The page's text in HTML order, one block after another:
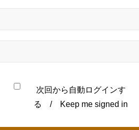
次回から自動ログインす
る / Keep me signed in